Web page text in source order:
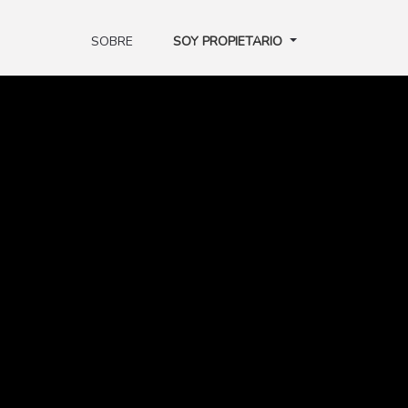
SOBRE SOY PROPIETARIO